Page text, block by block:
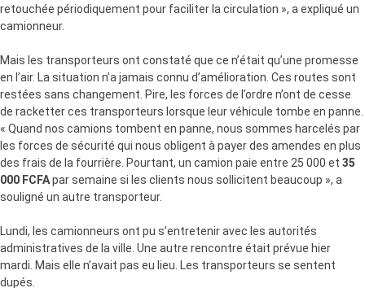
retouchée périodiquement pour faciliter la circulation », a expliqué un
camionneur.
Mais les transporteurs ont constaté que ce n’était qu’une promesse
en l’air. La situation n’a jamais connu d’amélioration. Ces routes sont
restées sans changement. Pire, les forces de l’ordre n’ont de cesse
de racketter ces transporteurs lorsque leur véhicule tombe en panne.
« Quand nos camions tombent en panne, nous sommes harcelés par
les forces de sécurité qui nous obligent à payer des amendes en plus
des frais de la fourrière. Pourtant, un camion paie entre 25 000 et 35
000 FCFApar semaine si les clients nous sollicitent beaucoup », a
souligné un autre transporteur.
Lundi, les camionneurs ont pu s’entretenir avec les autorités
administratives de la ville. Une autre rencontre était prévue hier
mardi. Mais elle n’avait pas eu lieu. Les transporteurs se sentent
dupés.